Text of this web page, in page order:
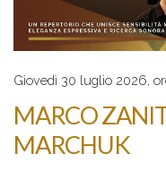
Giovedì 30 luglio 2026,
MARCO
MARCHUK